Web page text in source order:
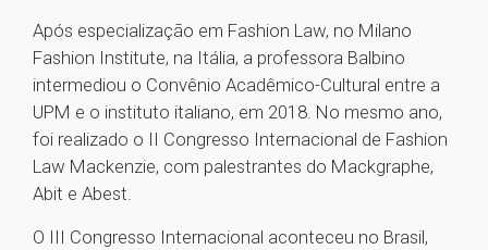
Após especialização em Fashion Law, no Milano
Fashion Institute, na Itália, a professora Balbino
intermediou o Convênio Acadêmico-Cultural entre a
UPM e o instituto italiano, em 2018. No mesmo ano,
foi realizado o II Congresso Internacional de Fashion
Law Mackenzie, com palestrantes do Mackgraphe,
Abit e Abest.
O III Congresso Internacional aconteceu no Brasil,